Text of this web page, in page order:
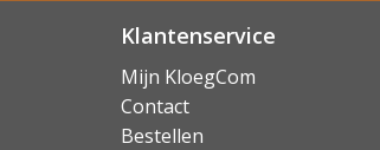
Klantenservice
Mijn KloegCom
Contact
Bestellen